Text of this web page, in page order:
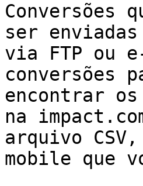
Conversões
ser enviadas
via FTP ou
conversões
encontrar
na
arquivo
mobile que